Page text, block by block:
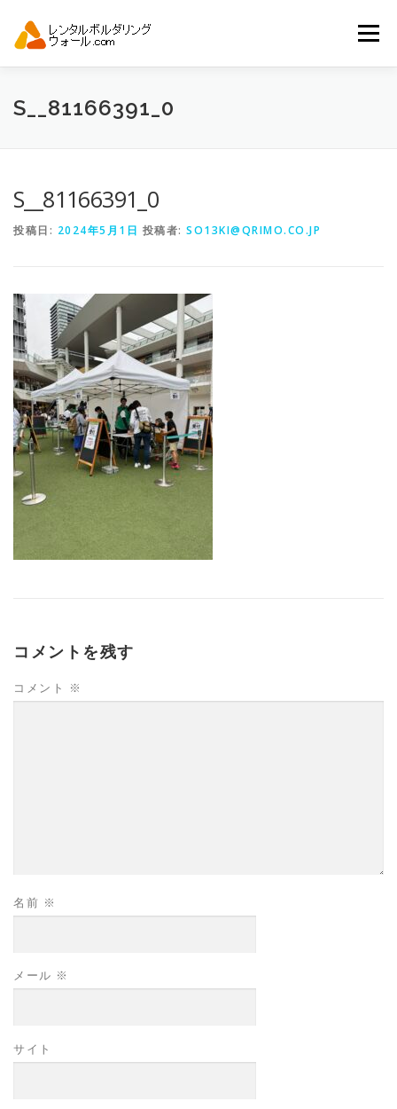
メニュー
トップ 自動見積り
S__81166391_0
S__81166391_0
投稿日: 2024年5月1日 投稿者: SO13KI@QRIMO.CO.JP
コメントを残す
コメント ※
名前 ※
メール ※
サイト